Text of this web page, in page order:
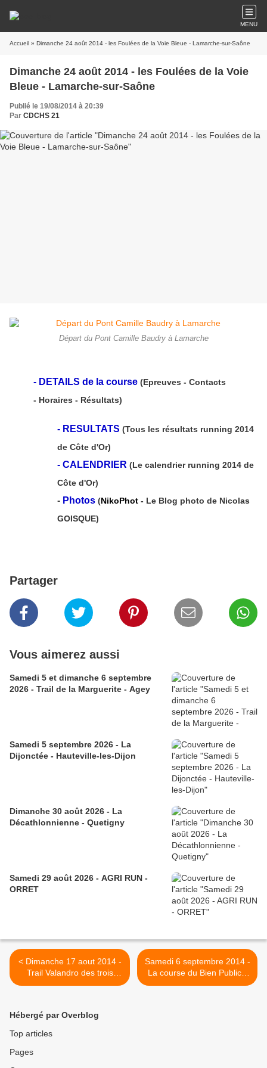
MENU
Accueil » Dimanche 24 août 2014 - les Foulées de la Voie Bleue - Lamarche-sur-Saône
Dimanche 24 août 2014 - les Foulées de la Voie
Bleue - Lamarche-sur-Saône
Publié le 19/08/2014 à 20:39
Par CDCHS 21
Départ du Pont Camille Baudry à Lamarche
- DETAILS de la course (Epreuves - Contacts
- Horaires - Résultats)
- RESULTATS (Tous les résultats running 2014
de Côte d'Or)
- CALENDRIER (Le calendrier running 2014 de
Côte d'Or)
- Photos (NikoPhot - Le Blog photo de Nicolas
GOISQUE)
Partager
Vous aimerez aussi
Samedi 5 et dimanche 6 septembre
2026 - Trail de la Marguerite - Agey
Samedi 5 septembre 2026 - La
Dijonctée - Hauteville-les-Dijon
Dimanche 30 août 2026 - La
Décathlonnienne - Quetigny
Samedi 29 août 2026 - AGRI RUN -
ORRET
< Dimanche 17 aout 2014 -
Trail Valandro des trois
croix - La Rochepot
Samedi 6 septembre 2014 -
La course du Bien Public -
Dijon >
Hébergé par Overblog
Top articles
Pages